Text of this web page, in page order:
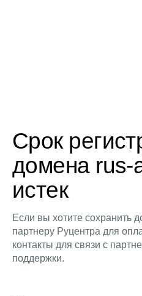
Срок
домена rus-
истек
Если вы хотите сохранить
партнеру Руцентра для
контакты для связи с
поддержки.